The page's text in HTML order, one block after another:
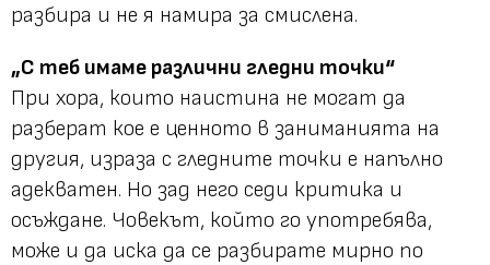
разбира и не я намира за смислена.
„С теб имаме различни гледни точки“
При хора, които наистина не могат да
разберат кое е ценното в заниманията на
другия, израза с гледните точки е напълно
адекватен. Но зад него седи критика и
осъждане. Човекът, който го употребява,
може и да иска да се разбирате мирно по